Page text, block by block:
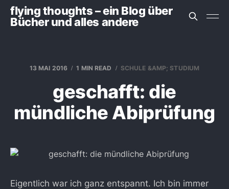
flying thoughts – ein Blog über
Bücher und alles andere
13 MAI 2016 1 MIN READ SCHULE &AMP; STUDIUM
geschafft: die
mündliche Abiprüfung
Eigentlich war ich ganz entspannt. Ich bin immer